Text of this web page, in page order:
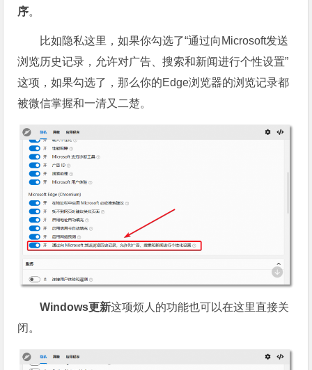
序。
比如隐私这里，如果你勾选了“通过向Microsoft发送
浏览历史记录，允许对广告、搜索和新闻进行个性设置”
这项，如果勾选了，那么你的Edge浏览器的浏览记录都
被微信掌握和一清又二楚。
Windows更新这项烦人的功能也可以在这里直接关
闭。